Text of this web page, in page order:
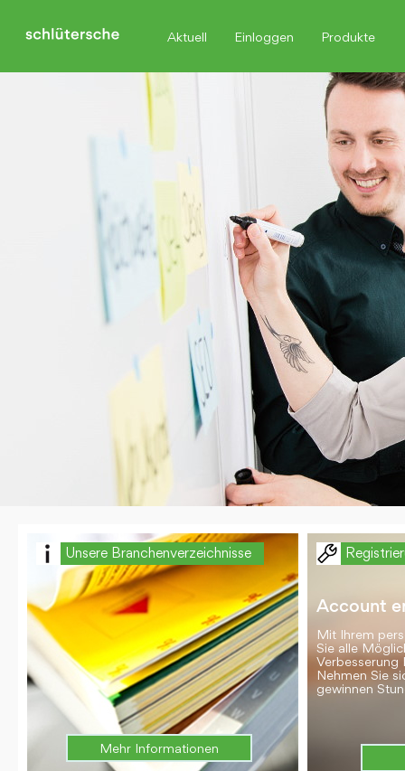
Aktuell Einloggen Produkte
Unsere Branchenverzeichnisse
Mehr Informationen
Account
Mit Ihrem
Sie alle
Verbesserung
Nehmen Sie
gewinnen